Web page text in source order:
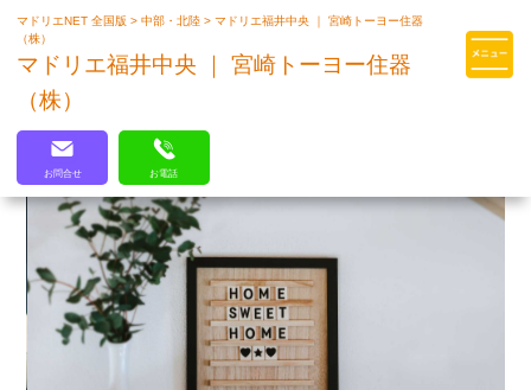
マドリエはLIXILの厳しい基準を
マドリエNET 全国版>中部・北陸>マドリエ福井中央 ｜ 宮崎トーヨー住器
（株）
マドリエ福井中央 ｜ 宮崎トーヨー住器
（株）
お問合せ お電話